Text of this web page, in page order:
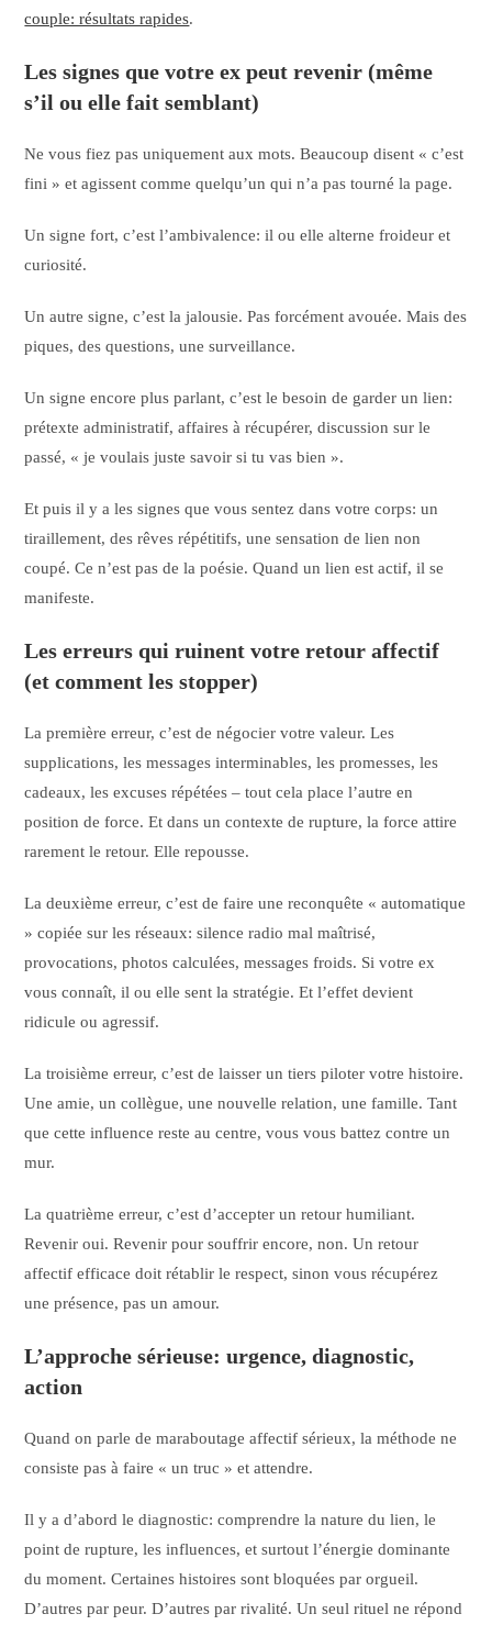
couple: résultats rapides.
Les signes que votre ex peut revenir (même
s’il ou elle fait semblant)
Ne vous fiez pas uniquement aux mots. Beaucoup disent « c’est
fini » et agissent comme quelqu’un qui n’a pas tourné la page.
Un signe fort, c’est l’ambivalence: il ou elle alterne froideur et
curiosité.
Un autre signe, c’est la jalousie. Pas forcément avouée. Mais des
piques, des questions, une surveillance.
Un signe encore plus parlant, c’est le besoin de garder un lien:
prétexte administratif, affaires à récupérer, discussion sur le
passé, « je voulais juste savoir si tu vas bien ».
Et puis il y a les signes que vous sentez dans votre corps: un
tiraillement, des rêves répétitifs, une sensation de lien non
coupé. Ce n’est pas de la poésie. Quand un lien est actif, il se
manifeste.
Les erreurs qui ruinent votre retour affectif
(et comment les stopper)
La première erreur, c’est de négocier votre valeur. Les
supplications, les messages interminables, les promesses, les
cadeaux, les excuses répétées – tout cela place l’autre en
position de force. Et dans un contexte de rupture, la force attire
rarement le retour. Elle repousse.
La deuxième erreur, c’est de faire une reconquête « automatique
» copiée sur les réseaux: silence radio mal maîtrisé,
provocations, photos calculées, messages froids. Si votre ex
vous connaît, il ou elle sent la stratégie. Et l’effet devient
ridicule ou agressif.
La troisième erreur, c’est de laisser un tiers piloter votre histoire.
Une amie, un collègue, une nouvelle relation, une famille. Tant
que cette influence reste au centre, vous vous battez contre un
mur.
La quatrième erreur, c’est d’accepter un retour humiliant.
Revenir oui. Revenir pour souffrir encore, non. Un retour
affectif efficace doit rétablir le respect, sinon vous récupérez
une présence, pas un amour.
L’approche sérieuse: urgence, diagnostic,
action
Quand on parle de maraboutage affectif sérieux, la méthode ne
consiste pas à faire « un truc » et attendre.
Il y a d’abord le diagnostic: comprendre la nature du lien, le
point de rupture, les influences, et surtout l’énergie dominante
du moment. Certaines histoires sont bloquées par orgueil.
D’autres par peur. D’autres par rivalité. Un seul rituel ne répond